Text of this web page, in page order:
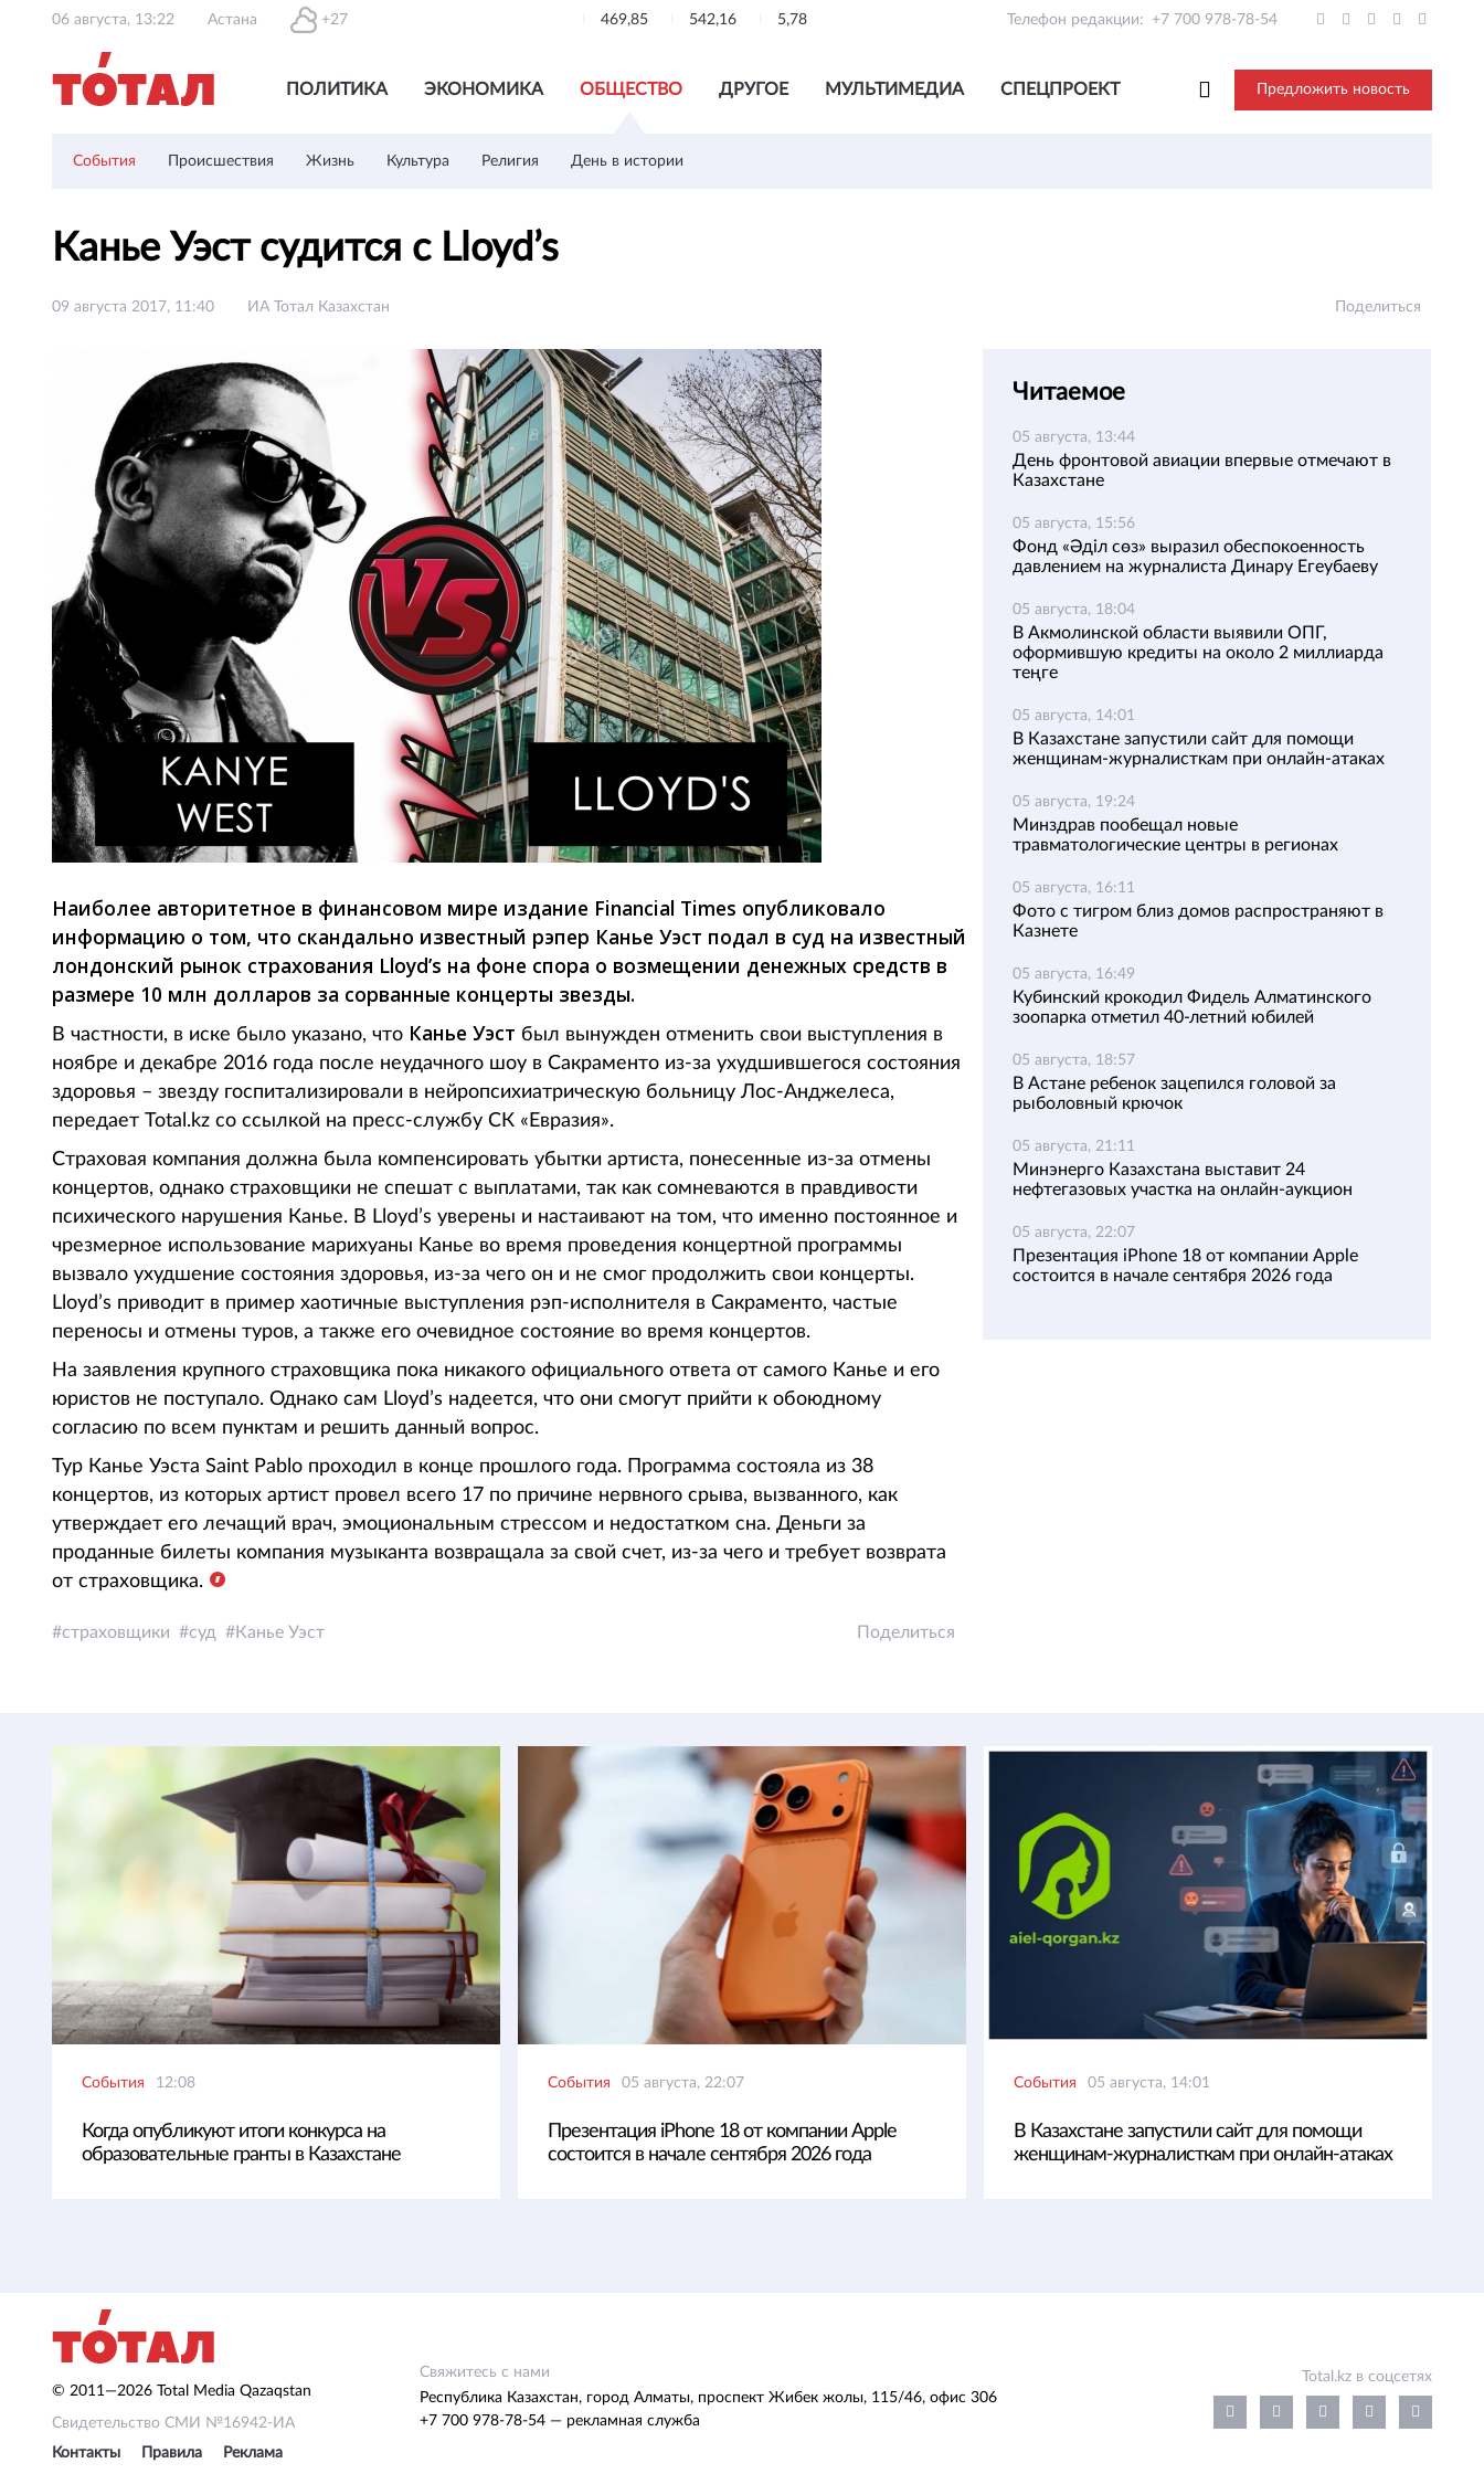
06 августа, 13:22 Астана +27 469,85 542,16 5,78 Телефон редакции: +7 700 978-78-54
ПОЛИТИКА ЭКОНОМИКА ОБЩЕСТВО ДРУГОЕ МУЛЬТИМЕДИА СПЕЦПРОЕКТ Предложить новость
События Происшествия Жизнь Культура Религия День в истории
Канье Уэст судится с Lloyd’s
09 августа 2017, 11:40 ИА Тотал Казахстан Поделиться
Наиболее авторитетное в финансовом мире издание Financial Times опубликовало
информацию о том, что скандально известный рэпер Канье Уэст подал в суд на известный
лондонский рынок страхования Lloyd’s на фоне спора о возмещении денежных средств в
размере 10 млн долларов за сорванные концерты звезды.
В частности, в иске было указано, что Канье Уэст был вынужден отменить свои выступления в
ноябре и декабре 2016 года после неудачного шоу в Сакраменто из-за ухудшившегося состояния
здоровья – звезду госпитализировали в нейропсихиатрическую больницу Лос-Анджелеса,
передает Total.kz со ссылкой на пресс-службу СК «Евразия».
Страховая компания должна была компенсировать убытки артиста, понесенные из-за отмены
концертов, однако страховщики не спешат с выплатами, так как сомневаются в правдивости
психического нарушения Канье. В Lloyd’s уверены и настаивают на том, что именно постоянное и
чрезмерное использование марихуаны Канье во время проведения концертной программы
вызвало ухудшение состояния здоровья, из-за чего он и не смог продолжить свои концерты.
Lloyd’s приводит в пример хаотичные выступления рэп-исполнителя в Сакраменто, частые
переносы и отмены туров, а также его очевидное состояние во время концертов.
На заявления крупного страховщика пока никакого официального ответа от самого Канье и его
юристов не поступало. Однако сам Lloyd’s надеется, что они смогут прийти к обоюдному
согласию по всем пунктам и решить данный вопрос.
Тур Канье Уэста Saint Pablo проходил в конце прошлого года. Программа состояла из 38
концертов, из которых артист провел всего 17 по причине нервного срыва, вызванного, как
утверждает его лечащий врач, эмоциональным стрессом и недостатком сна. Деньги за
проданные билеты компания музыканта возвращала за свой счет, из-за чего и требует возврата
от страховщика.
страховщики суд Канье Уэст Поделиться
Читаемое
05 августа, 13:44
День фронтовой авиации впервые отмечают в
Казахстане
05 августа, 15:56
Фонд «Әділ сөз» выразил обеспокоенность
давлением на журналиста Динару Егеубаеву
05 августа, 18:04
В Акмолинской области выявили ОПГ,
оформившую кредиты на около 2 миллиарда
теңге
05 августа, 14:01
В Казахстане запустили сайт для помощи
женщинам-журналисткам при онлайн-атаках
05 августа, 19:24
Минздрав пообещал новые
травматологические центры в регионах
05 августа, 16:11
Фото с тигром близ домов распространяют в
Казнете
05 августа, 16:49
Кубинский крокодил Фидель Алматинского
зоопарка отметил 40-летний юбилей
05 августа, 18:57
В Астане ребенок зацепился головой за
рыболовный крючок
05 августа, 21:11
Минэнерго Казахстана выставит 24
нефтегазовых участка на онлайн-аукцион
05 августа, 22:07
Презентация iPhone 18 от компании Apple
состоится в начале сентября 2026 года
События 12:08
Когда опубликуют итоги конкурса на
образовательные гранты в Казахстане
События 05 августа, 22:07
Презентация iPhone 18 от компании Apple
состоится в начале сентября 2026 года
События 05 августа, 14:01
В Казахстане запустили сайт для помощи
женщинам-журналисткам при онлайн-атаках
© 2011—2026 Total Media Qazaqstan
Свидетельство СМИ №16942-ИА
Контакты
Правила Реклама
Свяжитесь с нами
Республика Казахстан, город Алматы, проспект Жибек жолы, 115/46, офис 306
+7 700 978-78-54 — рекламная служба
Total.kz в соцсетях